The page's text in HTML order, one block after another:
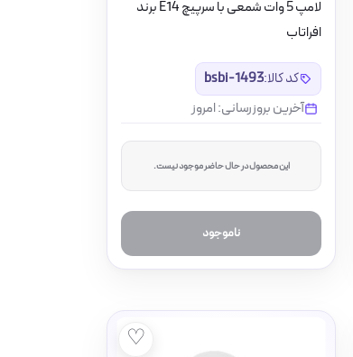
لامپ 5 وات شمعی با سرپیچ E14 برند
افراتاب
کد کالا:bsbi-1493
آخرین بروزرسانی: امروز
این محصول در حال حاضر موجود نیست.
ناموجود
♡